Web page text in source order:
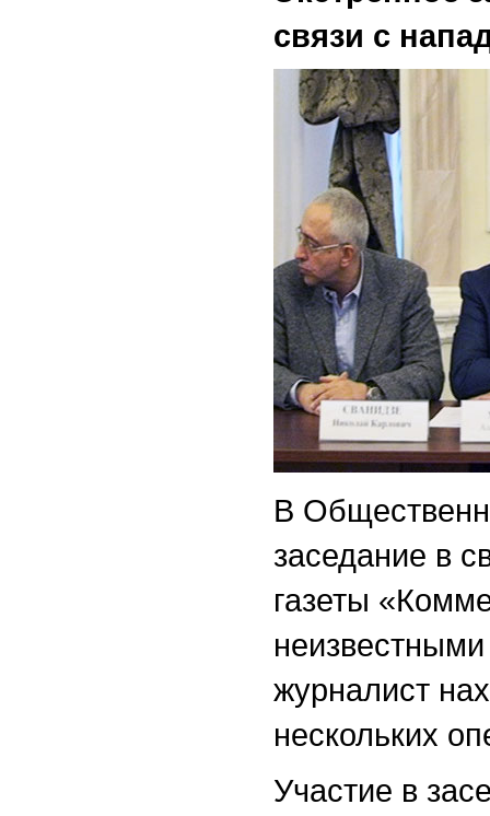
связи с
В
заседание в
газеты
журналист
нескольких
Участие в